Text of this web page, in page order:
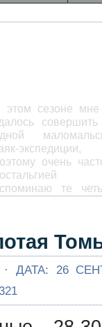
этом сезоне
экспедиции,
очень
те
Далее...реки
самые
ДАТА: 26